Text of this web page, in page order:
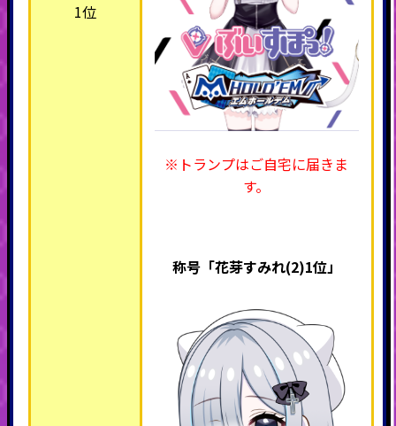
1位
※トランプはご自宅に届きま
す。
称号「花芽すみれ(2)1位」